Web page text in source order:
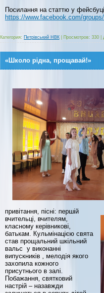
Посилання на статтю у
https://www.facebook.com/
Категория: Петрівський НВК Просмотров: 330
«Школо рідна, прощавай!»
привітання, пісні: першій
вчительці, вчителям,
класному керівникові,
батькам. Кульмінацією свята
став прощальний шкільний
вальс у виконанні
випускників , мелодія якого
захопила кожного
присутнього в залі.
Побажання, святковий
настрій – назавжди